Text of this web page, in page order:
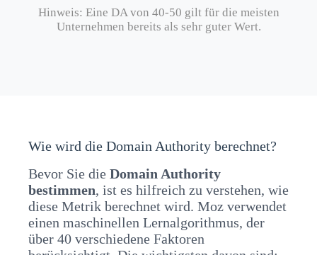
Hinweis: Eine DA von 40-50 gilt für die meisten
Unternehmen bereits als sehr guter Wert.
Wie wird die Domain Authority berechnet?
Bevor Sie die Domain Authority
bestimmen, ist es hilfreich zu verstehen, wie
diese Metrik berechnet wird. Moz verwendet
einen maschinellen Lernalgorithmus, der
über 40 verschiedene Faktoren